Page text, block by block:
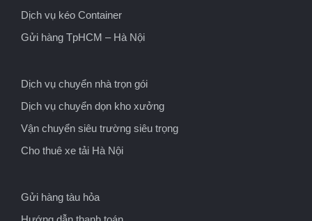
Dịch vụ kéo Container
Gửi hàng TpHCM – Hà Nội
Dịch vụ chuyển nhà trọn gói
Dịch vụ chuyển dọn kho xưởng
Vận chuyển siêu trường siêu trọng
Cho thuê xe tải Hà Nội
Gửi hàng tàu hỏa